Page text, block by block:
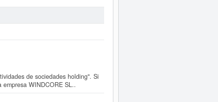
de sociedades holding". Si
WINDCORE SL..